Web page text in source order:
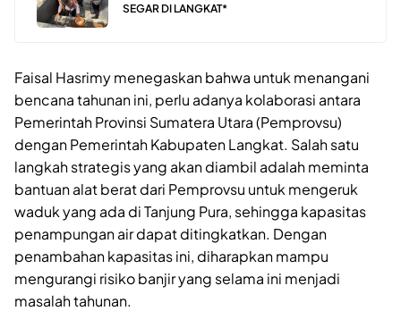
SEGAR DI LANGKAT*
Faisal Hasrimy menegaskan bahwa untuk menangani
bencana tahunan ini, perlu adanya kolaborasi antara
Pemerintah Provinsi Sumatera Utara (Pemprovsu)
dengan Pemerintah Kabupaten Langkat. Salah satu
langkah strategis yang akan diambil adalah meminta
bantuan alat berat dari Pemprovsu untuk mengeruk
waduk yang ada di Tanjung Pura, sehingga kapasitas
penampungan air dapat ditingkatkan. Dengan
penambahan kapasitas ini, diharapkan mampu
mengurangi risiko banjir yang selama ini menjadi
masalah tahunan.